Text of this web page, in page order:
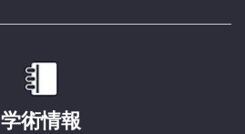
学術情報